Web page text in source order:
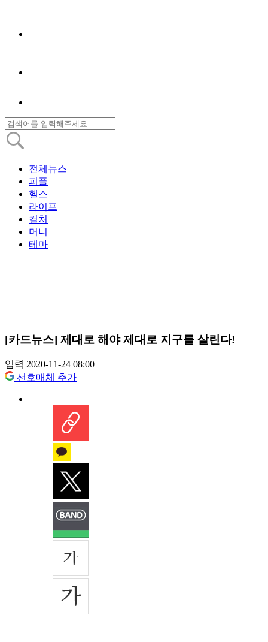
전체뉴스
피플
헬스
라이프
컬처
머니
테마
[카드뉴스] 제대로 해야 제대로 지구를 살린다!
입력 2020-11-24 08:00
선호매체 추가